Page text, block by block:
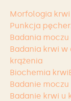
Morfologia krwi
Punkcja
Badania moczu
Badania krwi
krążenia
Biochemia krwi
Badanie moczu
Badanie krwi u